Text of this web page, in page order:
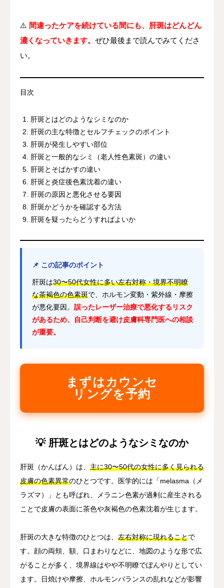
⚠️ 間違ったケアを続けている間にも、肝斑はどんどん
濃くなっていきます。 ぜひ最後まで読んでみてくださ
い。
目次
肝斑とはどのようなシミなのか
肝斑の主な特徴とセルフチェックのポイント
肝斑が発生しやすい部位
肝斑と一般的なシミ（老人性色素斑）の違い
肝斑とそばかすの違い
肝斑と炎症後色素沈着の違い
肝斑の原因と悪化させる要因
肝斑かどうかを確認する方法
肝斑を疑ったらどうすればよいか
📌 この記事のポイント
肝斑は30〜50代女性に多い左右対称・境界不明瞭
な茶褐色の色素斑で、ホルモン変動・紫外線・摩擦
が悪化要因。 誤ったレーザー治療で悪化するリスク
があるため、自己判断を避け皮膚科専門医への相談
が重要。
まずはカウンセ
リングを予約
💡 肝斑とはどのようなシミなのか
肝斑（かんぱん）は、 主に30〜50代の女性に多く見られる
皮膚の色素異常のひとつです。医学的には「melasma（メ
ラズマ）」とも呼ばれ、メラニン色素が過剰に産生される
ことで皮膚の表面に茶色や灰褐色の色素沈着が生じます。
肝斑の大きな特徴のひとつは、 左右対称に現れることで
す。顔の両頬、額、口まわりなどに、地図のような形で広
がることが多く、境界線はやや不明瞭でぼんやりとしてい
ます。日焼けや摩擦、ホルモンバランスの乱れなどが影響